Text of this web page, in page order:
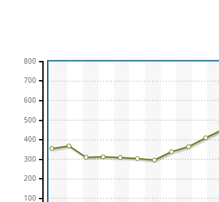
100
200
300
400
500
600
700
800